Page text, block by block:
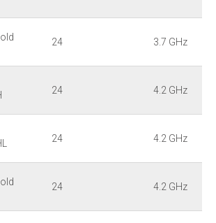
24 3.7 GHz
24 4.2 GHz
24 4.2 GHz
24 4.2 GHz